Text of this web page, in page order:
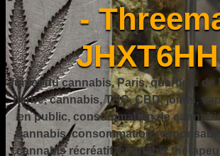
-
fumer du cannabis, Paris, quartiers de
herbe, cannabis, THC, CBD, joints,
en public, consommation de
cannabis, consommation
cannabis récréatif, cannabis